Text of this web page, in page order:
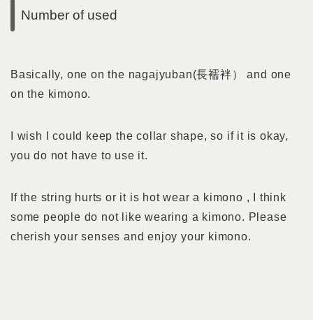
Number of used
Basically, one on the nagajyuban(長襦袢） and one
on the kimono.
I wish I could keep the collar shape, so if it is okay,
you do not have to use it.
If the string hurts or it is hot wear a kimono , I think
some people do not like wearing a kimono. Please
cherish your senses and enjoy your kimono.